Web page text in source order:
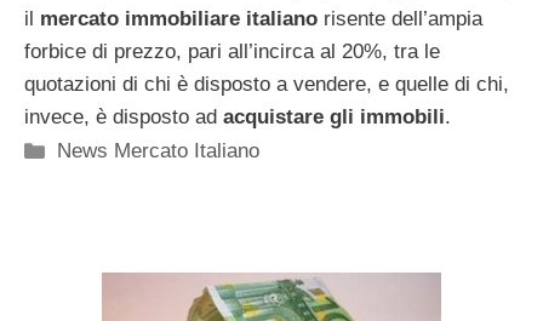
il mercato immobiliare italiano risente dell’ampia
forbice di prezzo, pari all’incirca al 20%, tra le
quotazioni di chi è disposto a vendere, e quelle di chi,
invece, è disposto ad acquistare gli immobili.
Categorie
News Mercato Italiano